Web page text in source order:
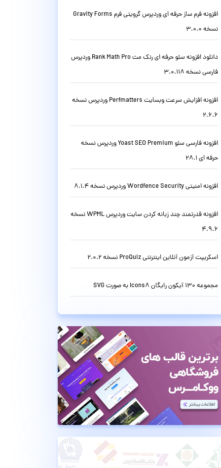
افزونه فرم ساز حرفه ای وردپرس گرویتی فرم Gravity Forms
نسخه 3.0.0
دانلود افزونه سئو حرفه ای رنک مث Rank Math Pro وردپرس
فارسی نسخه 3.0.118
افزونه افزایش سرعت وبسایت Perfmatters وردپرس نسخه
2.6.6
افزونه فارسی سئو Yoast SEO Premium وردپرس نسخه
حرفه ای 28.1
افزونه امنیتی Wordfence Security وردپرس نسخه 8.1.4
افزونه قدرتمند چند زبانه کردن سایت وردپرس WPML نسخه
4.9.6
اسکریپت آزمون آنلاین اینترنتی ProQuiz نسخه 2.0.2
مجموعه 130 آیکون رایگان Icons8 به صورت SVG